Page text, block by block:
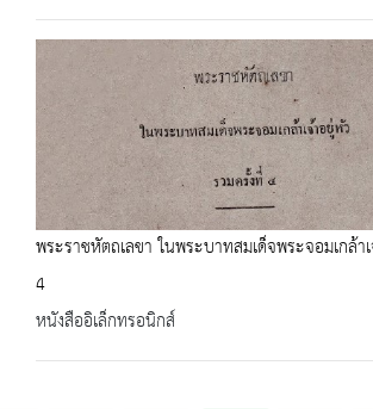
พระราชหัตถเลขา ในพระบาทสมเด็จพระจอมเกล้า
4
หนังสืออิเล็กทรอนิกส์